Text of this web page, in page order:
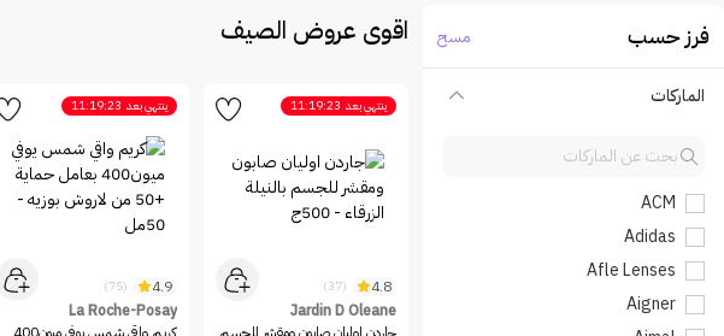
فرز حسب مسح
الماركات
ACM
Adidas
Afle Lenses
Aigner
اقوى عروض الصيف
ينتهي بعد 11:19:23
4.8
(37)
Jardin D Oleane
ينتهي بعد 11:19:23
4.9
(75)
La Roche-Posay